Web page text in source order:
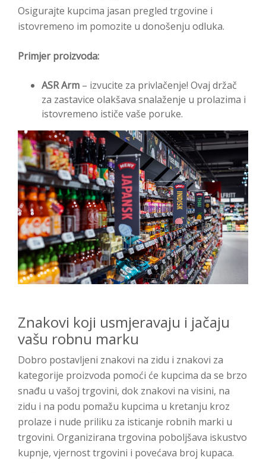
Osigurajte kupcima jasan pregled trgovine i
istovremeno im pomozite u donošenju odluka.
Primjer proizvoda:
ASR Arm – izvucite za privlačenje! Ovaj držač
za zastavice olakšava snalaženje u prolazima i
istovremeno ističe vaše poruke.
Znakovi koji usmjeravaju i jačaju
vašu robnu marku
Dobro postavljeni znakovi na zidu i znakovi za
kategorije proizvoda pomoći će kupcima da se brzo
snađu u vašoj trgovini, dok znakovi na visini, na
zidu i na podu pomažu kupcima u kretanju kroz
prolaze i nude priliku za isticanje robnih marki u
trgovini. Organizirana trgovina poboljšava iskustvo
kupnje, vjernost trgovini i povećava broj kupaca.